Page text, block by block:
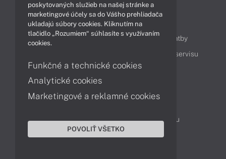
Obsah
Ako nakupovať
Možnosti doručenia a platby
Cenník servisu
Kontakty
Servisné oddelenie
Reklamácia tovaru
poskytovaných služieb na našej stránke a
marketingové účely sa do Vášho prehliadača
ukladajú súbory cookies. Kliknutím na
tlačidlo „Rozumiem“ súhlasíte s využívaním
cookies.
Funkčné a technické cookies
Analytické cookies
Marketingové a reklamné cookies
POVOLIŤ VŠETKO